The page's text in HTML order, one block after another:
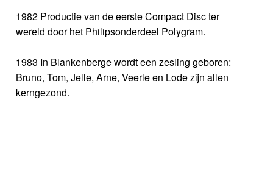
1982 Productie van de eerste Compact Disc ter
wereld door het Philipsonderdeel Polygram.
1983 In Blankenberge wordt een zesling geboren:
Bruno, Tom, Jelle, Arne, Veerle en Lode zijn allen
kerngezond.